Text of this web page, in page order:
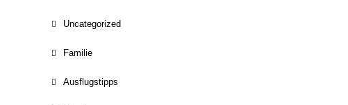
Uncategorized
Familie
Ausflugstipps